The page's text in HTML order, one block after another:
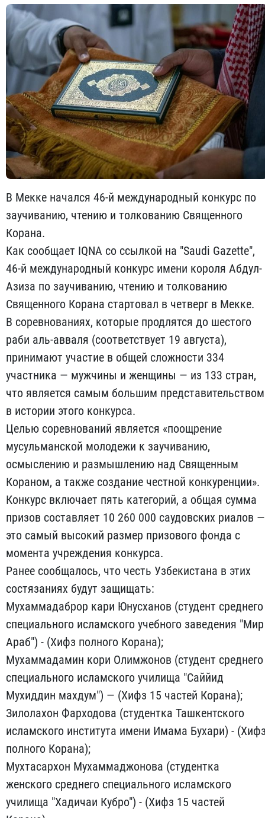
В Мекке начался 46-й международный конкурс по
заучиванию, чтению и толкованию Священного
Корана.
Как сообщает IQNA со ссылкой на "Saudi Gazette",
46-й международный конкурс имени короля Абдул-
Азиза по заучиванию, чтению и толкованию
Священного Корана стартовал в четверг в Мекке.
В соревнованиях, которые продлятся до шестого
раби аль-авваля (соответствует 19 августа),
принимают участие в общей сложности 334
участника — мужчины и женщины — из 133 стран,
что является самым большим представительством
в истории этого конкурса.
Целью соревнований является «поощрение
мусульманской молодежи к заучиванию,
осмыслению и размышлению над Священным
Кораном, а также создание честной конкуренции».
Конкурс включает пять категорий, а общая сумма
призов составляет 10 260 000 саудовских риалов —
это самый высокий размер призового фонда с
момента учреждения конкурса.
Ранее сообщалось, что честь Узбекистана в этих
состязаниях будут защищать:
Мухаммадаброр кари Юнусханов (студент среднего
специального исламского учебного заведения "Мир
Араб") - (Хифз полного Корана);
Мухаммадамин кори Олимжонов (студент среднего
специального исламского училища "Саййид
Мухиддин махдум") — (Хифз 15 частей Корана);
Зилолахон Фарходова (студентка Ташкентского
исламского института имени Имама Бухари) -
полного Корана);
Мухтасархон Мухаммаджонова (студентка
женского среднего специального исламского
училища "Хадичаи Кубро") - (Хифз 15 частей